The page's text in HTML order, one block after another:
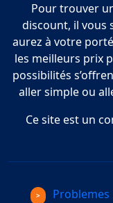
Pour trouver
discount, il vous
aurez à votre
les meilleurs prix
possibilités
aller simple ou
Ce site est un
Problemes